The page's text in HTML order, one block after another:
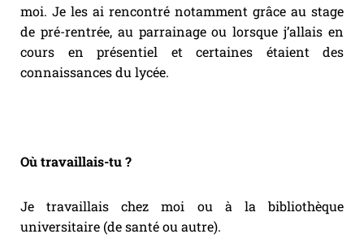
moi. Je les ai rencontré notamment grâce au stage
de pré-rentrée, au parrainage ou lorsque j’allais en
cours en présentiel et certaines étaient des
connaissances du lycée.
Où travaillais-tu ?
Je travaillais chez moi ou à la bibliothèque
universitaire (de santé ou autre).